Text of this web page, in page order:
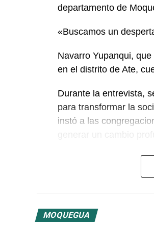
departamento de
«Buscamos un
Navarro Yupanqui,
en el distrito de Ate,
Durante la entrevista,
para transformar la
instó a las
El predicador
MOQUEGUA